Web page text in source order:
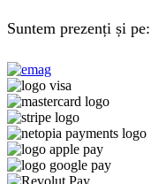
Suntem prezenți și pe: